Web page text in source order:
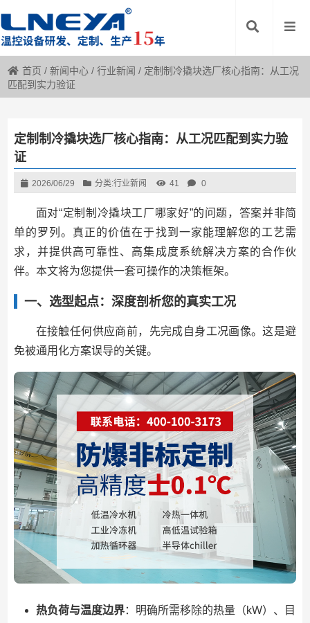
首页 /新闻中心 /行业新闻 / 定制制冷撬块选厂核心指南：从工况
匹配到实力验证
定制制冷撬块选厂核心指南：从工况匹配到实力验
证
2026/06/29 分类:行业新闻 41 0
面对“定制制冷撬块工厂哪家好”的问题，答案并非简
单的罗列。真正的价值在于找到一家能理解您的工艺需
求，并提供高可靠性、高集成度系统解决方案的合作伙
伴。本文将为您提供一套可操作的决策框架。
一、选型起点：深度剖析您的真实工况
在接触任何供应商前，先完成自身工况画像。这是避
免被通用化方案误导的关键。
热负荷与温度边界：明确所需移除的热量（kW）、目